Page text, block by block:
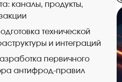
каналы, продукты,
технической
и интеграций
первичного
антифрод-правил